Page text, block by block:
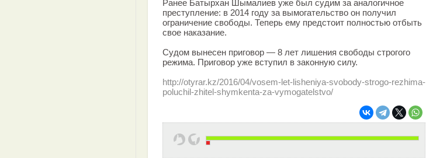
Ранее Батырхан Шымалиев уже был судим за аналогичное
преступление: в 2014 году за вымогательство он получил
ограничение свободы. Теперь ему предстоит полностью отбыть
свое наказание.
Судом вынесен приговор — 8 лет лишения свободы строгого
режима. Приговор уже вступил в законную силу.
http://otyrar.kz/2016/04/vosem-let-lisheniya-svobody-strogo-rezhima-
poluchil-zhitel-shymkenta-za-vymogatelstvo/